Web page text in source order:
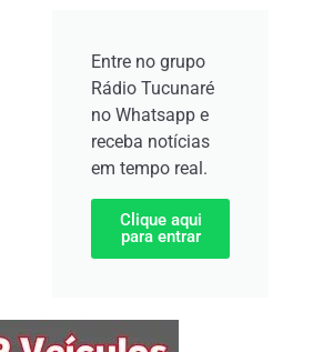
Entre no grupo
Rádio Tucunaré
no Whatsapp e
receba notícias
em tempo real.
Clique aqui
para entrar